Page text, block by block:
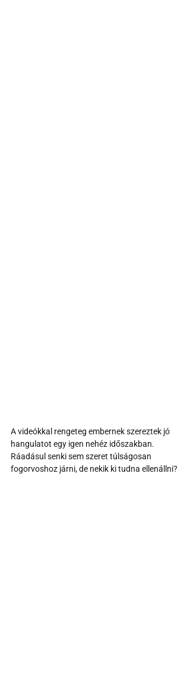
A videókkal rengeteg embernek szereztek jó
hangulatot egy igen nehéz időszakban.
Ráadásul senki sem szeret túlságosan
fogorvoshoz járni, de nekik ki tudna ellenállni?